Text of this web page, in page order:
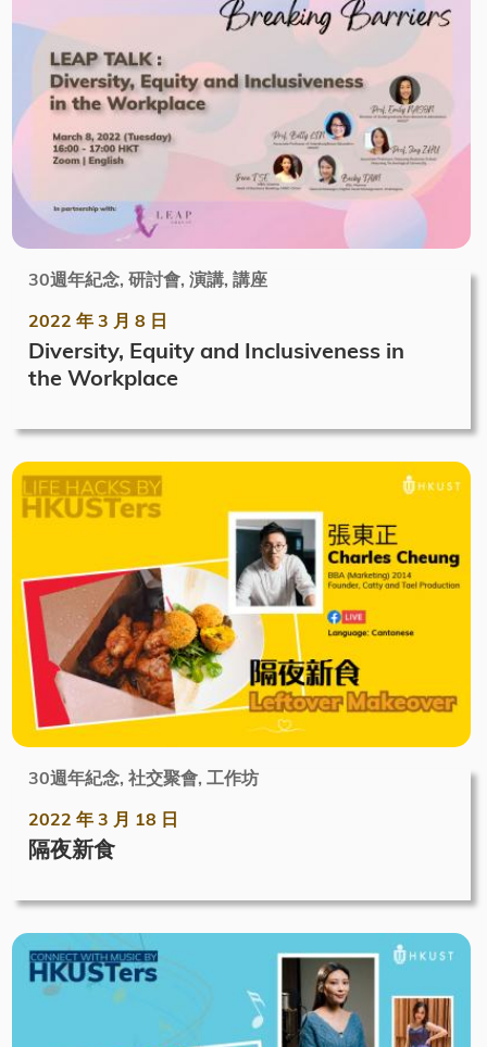
30週年紀念, 研討會, 演講, 講座
2022 年 3 月 8 日
Diversity, Equity and Inclusiveness in
the Workplace
30週年紀念, 社交聚會, 工作坊
2022 年 3 月 18 日
隔夜新食